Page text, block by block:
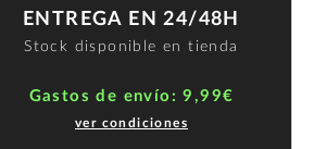
ENTREGA EN 24/48H
Stock disponible en tienda
Gastos de envío: 9,99€
ver condiciones